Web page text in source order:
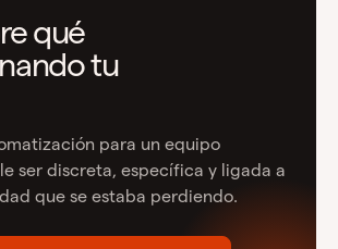
qué
tu
para un equipo
ser discreta, específica y ligada a
que se estaba perdiendo.